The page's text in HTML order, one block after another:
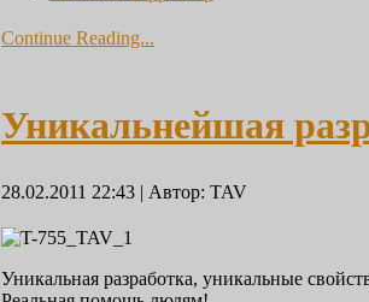
Continue Reading...
Уникальнейшая
28.02.2011 22:43 | Автор: TAV
Уникальная разработка, уникальные